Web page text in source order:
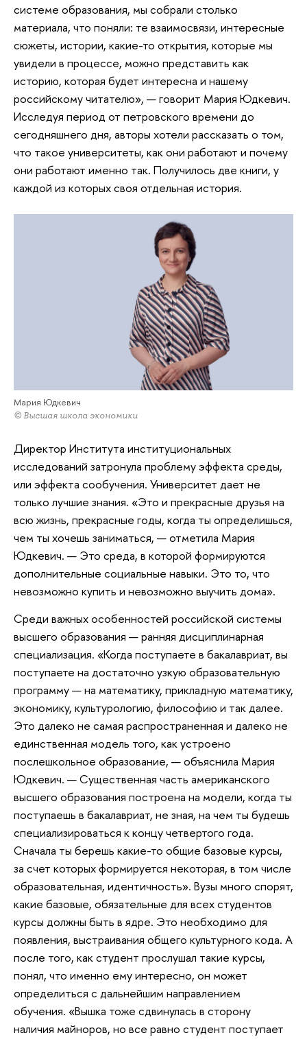
системе образования, мы собрали столько
материала, что поняли: те взаимосвязи, интересные
сюжеты, истории, какие-то открытия, которые мы
увидели в процессе, можно представить как
историю, которая будет интересна и нашему
российскому читателю», — говорит Мария Юдкевич.
Исследуя период от петровского времени до
сегодняшнего дня, авторы хотели рассказать о том,
что такое университеты, как они работают и почему
они работают именно так. Получилось две книги, у
каждой из которых своя отдельная история.
Мария Юдкевич
© Высшая школа экономики
Директор Института институциональных
исследований затронула проблему эффекта среды,
или эффекта сообучения. Университет дает не
только лучшие знания. «Это и прекрасные друзья на
всю жизнь, прекрасные годы, когда ты определишься,
чем ты хочешь заниматься, — отметила Мария
Юдкевич. — Это среда, в которой формируются
дополнительные социальные навыки. Это то, что
невозможно купить и невозможно выучить дома».
Среди важных особенностей российской системы
высшего образования — ранняя дисциплинарная
специализация. «Когда поступаете в бакалавриат, вы
поступаете на достаточно узкую образовательную
программу — на математику, прикладную математику,
экономику, культурологию, философию и так далее.
Это далеко не самая распространенная и далеко не
единственная модель того, как устроено
послешкольное образование, — объяснила Мария
Юдкевич. — Существенная часть американского
высшего образования построена на модели, когда ты
поступаешь в бакалавриат, не зная, на чем ты будешь
специализироваться к концу четвертого года.
Сначала ты берешь какие-то общие базовые курсы,
за счет которых формируется некоторая, в том числе
образовательная, идентичность». Вузы много спорят,
какие базовые, обязательные для всех студентов
курсы должны быть в ядре. Это необходимо для
появления, выстраивания общего культурного кода. А
после того, как студент прослушал такие курсы,
понял, что именно ему интересно, он может
определиться с дальнейшим направлением
обучения. «Вышка тоже сдвинулась в сторону
наличия майноров, но все равно студент поступает